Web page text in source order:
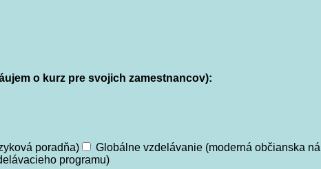
o kurz pre svojich zamestnancov):
poradňa)
Globálne vzdelávanie (moderná občianska
programu)